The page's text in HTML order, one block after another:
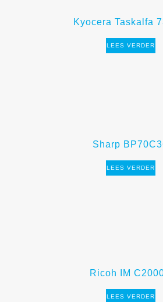
Kyocera Taskalfa
LEES VERDER
Sharp
LEES VERDER
Ricoh IM
LEES VERDER